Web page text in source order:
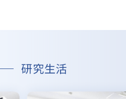
研究生活